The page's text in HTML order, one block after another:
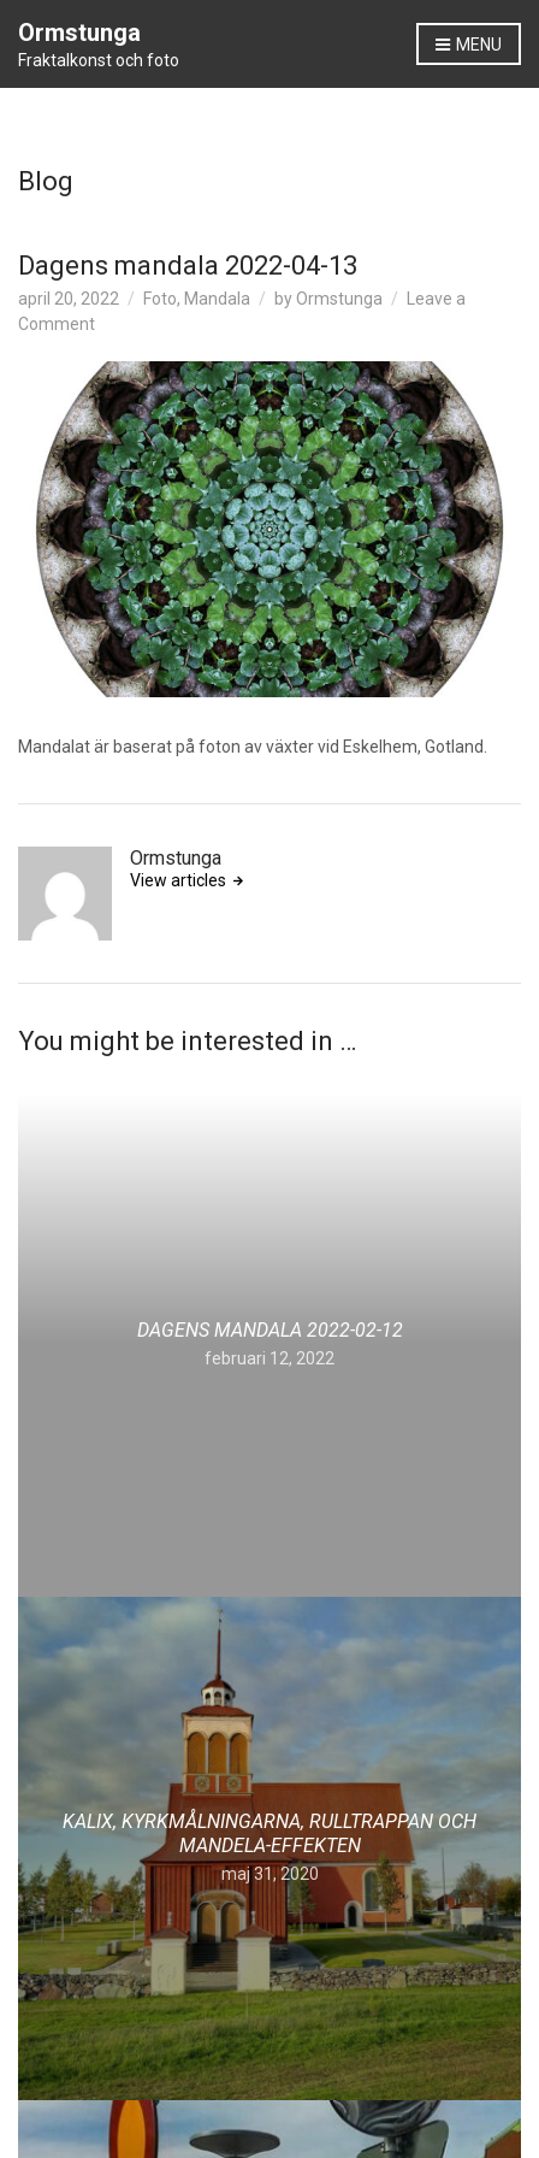
Ormstunga
Fraktalkonst och foto
MENU
Blog
Dagens mandala 2022-04-13
april 20, 2022 Foto, Mandala by Ormstunga
Leave a
Commenton
mandala
2022-
04-
13
Mandalat är baserat på foton av växter vid Eskelhem, Gotland.
Ormstunga
View articles
You might be interested in …
DAGENS MANDALA 2022-02-12
februari 12, 2022
KALIX, KYRKMÅLNINGARNA, RULLTRAPPAN OCH
MANDELA-EFFEKTEN
maj 31, 2020